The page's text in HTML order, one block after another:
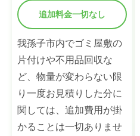
追加料金一切なし
我孫子市内でゴミ屋敷の
片付けや不用品回収な
ど、物量が変わらない限
り一度お見積りした分に
関しては、追加費用が掛
かることは一切ありませ